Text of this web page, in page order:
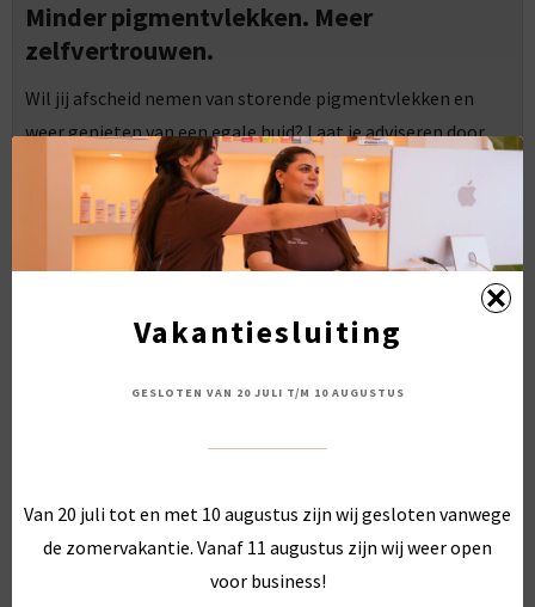
Vakantiesluiting
GESLOTEN VAN 20 JULI T/M 10 AUGUSTUS
Van 20 juli tot en met 10 augustus zijn wij gesloten vanwege
de zomervakantie. Vanaf 11 augustus zijn wij weer open
voor business!
Minder pigmentvlekken. Meer
zelfvertrouwen.
Wil jij afscheid nemen van storende pigmentvlekken en
weer genieten van een egale huid? Laat je adviseren door
onze huidtherapeut en ontdek hoe een laserbehandeling
jouw pigmentvlekken kan verwijderen. We helpen je graag
met een persoonlijk behandelplan én zichtbare resultaten.